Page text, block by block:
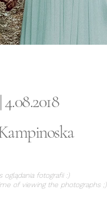
oglądania fotografii :)
of viewing the photographs ;)